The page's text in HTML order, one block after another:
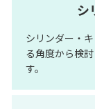
シ
シリンダー・
る角度から検
す。